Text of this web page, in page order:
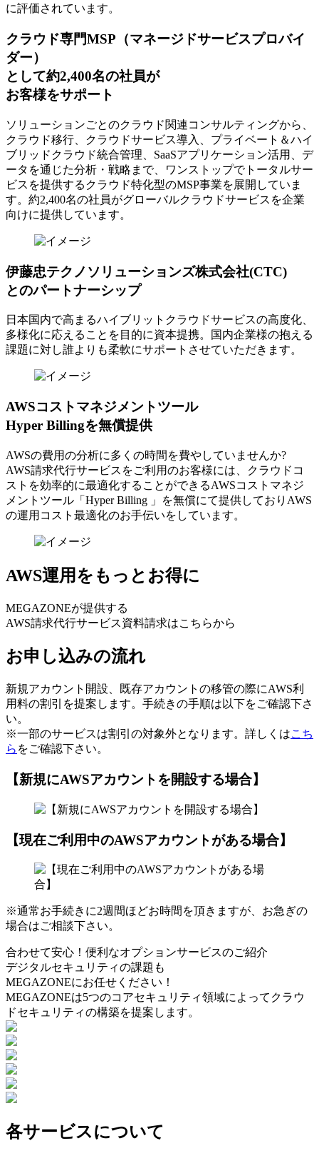
に評価されています。
クラウド専門MSP （マネージドサービスプロバイ
ダー）
として約2,400名の社員が
お客様をサポート
ソリューションごとのクラウド関連コンサルティングから、
クラウド移行、クラウドサービス導入、プライベート＆ハイ
ブリッドクラウド統合管理、SaaSアプリケーション活用、デ
ータを通じた分析・戦略まで、ワンストップでトータルサー
ビスを提供するクラウド特化型のMSP事業を展開していま
す。約2,400名の社員がグローバルクラウドサービスを企業
向けに提供しています。
伊藤忠テクノソリューションズ株式会社(CTC)
とのパートナーシップ
日本国内で高まるハイブリットクラウドサービスの高度化、
多様化に応えることを目的に資本提携。国内企業様の抱える
課題に対し誰よりも柔軟にサポートさせていただきます。
AWSコストマネジメントツール
Hyper Billingを無償提供
AWSの費⽤の分析に多くの時間を費やしていませんか?
AWS請求代⾏サービスをご利⽤のお客様には、クラウドコ
ストを効率的に最適化することができるAWSコストマネジ
メントツール「Hyper Billing 」を無償にて提供しておりAWS
の運⽤コスト最適化のお⼿伝いをしています。
AWS運用をもっとお得に
MEGAZONEが提供する
AWS請求代行サービス資料請求はこちらから
お申し込みの流れ
新規アカウント開設、既存アカウントの移管の際にAWS利
用料の割引を提案します。手続きの手順は以下をご確認下さ
い。
※一部のサービスは割引の対象外となります。詳しくはこち
ら をご確認下さい。
【新規にAWSアカウントを開設する場合】
【現在ご利用中のAWSアカウントがある場合】
※通常お手続きに2週間ほどお時間を頂きますが、お急ぎの
場合はご相談下さい。
合わせて安心！便利なオプションサービスのご紹介
デジタルセキュリティの課題も
MEGAZONEにお任せください！
MEGAZONEは5つのコアセキュリティ領域によってクラウ
ドセキュリティの構築を提案します。
各サービスについて